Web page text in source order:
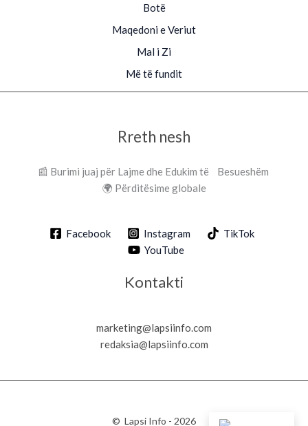
Botë
Maqedoni e Veriut
Mal i Zi
Më të fundit
Rreth nesh
📰 Burimi juaj për Lajme dhe Edukim të Besueshëm
🌍 Përditësime globale
Facebook Instagram
TikTok
YouTube
Kontakti
marketing@lapsiinfo.com
redaksia@lapsiinfo.com
© Lapsi Info - 2026